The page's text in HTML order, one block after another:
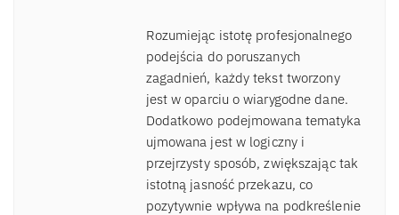
Rozumiejąc istotę profesjonalnego
podejścia do poruszanych
zagadnień, każdy tekst tworzony
jest w oparciu o wiarygodne dane.
Dodatkowo podejmowana tematyka
ujmowana jest w logiczny i
przejrzysty sposób, zwiększając tak
istotną jasność przekazu, co
pozytywnie wpływa na podkreślenie